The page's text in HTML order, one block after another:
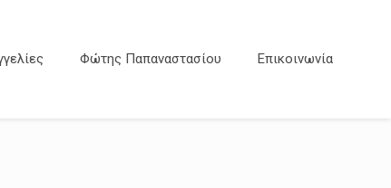
Φώτης Παπαναστασίου Επικοινωνία